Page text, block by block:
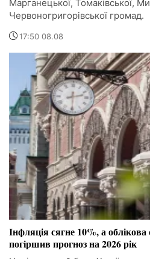
Марганецької, Томаківської,
Червоногригорівської громад.
17:50 08.08
Інфляція сягне 10%, а
погіршив прогноз на 2026 рік